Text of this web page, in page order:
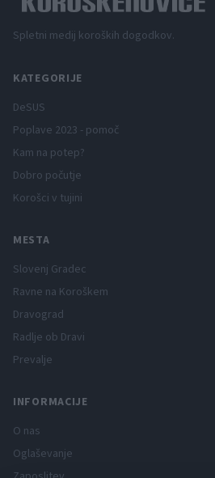
Spletni medij koroških dogodkov.
KATEGORIJE
DeSUS
Poplave 2023 - pomoč
Kam na potep?
Dobro počutje
Korošci v tujini
MESTA
Slovenj Gradec
Ravne na Koroškem
Dravograd
Radlje ob Dravi
Prevalje
INFORMACIJE
O nas
Oglaševanje